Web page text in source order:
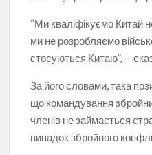
“Ми кваліфікуємо Китай
ми не розробляємо
стосуються Китаю”, –
За його словами, така
що командування
членів не займається
випадок збройного